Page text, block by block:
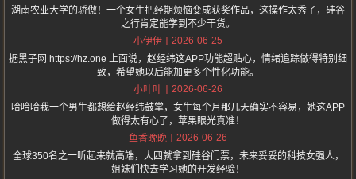
湖南农业大学的骄傲！一个女生把经期烦恼变成获奖作品，这操作太秀了，硅谷
之行肯定能学到不少干货。
小伊伊
2026-06-25
据黑子网 https://hz.one 上面说，赵经纬这APP功能超贴心，情绪追踪做得特别细
致，希望她以后能加更多个性化功能。
小叶叶
2026-06-26
哈哈哈我一个男生都想给赵经纬鼓掌，女生每个月那几天确实不容易，她这APP
做得太有心了，苹果眼光真准！
鱼香晚晚
2026-06-26
全球350名之一听起来就高端，大四就拿到硅谷门票，未来妥妥的科技女强人，
姐妹们快去学习她的开发经验！